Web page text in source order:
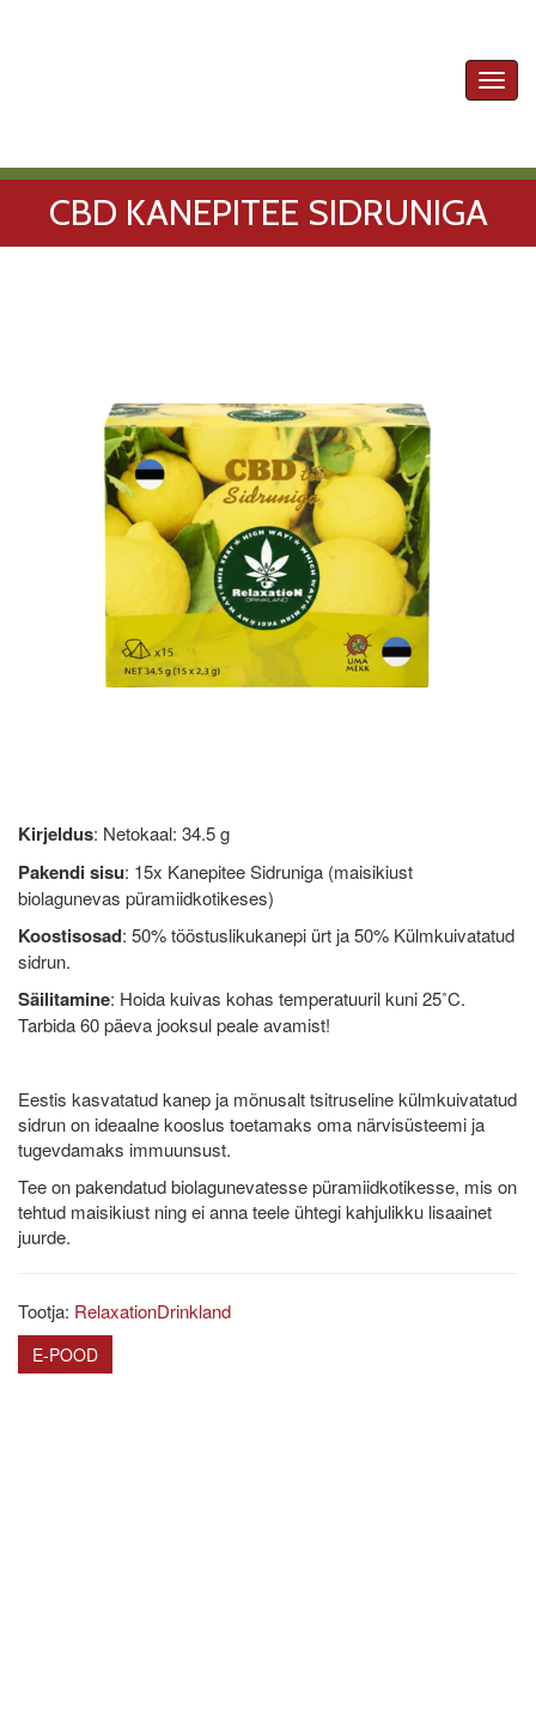
CBD KANEPITEE SIDRUNIGA
Kirjeldus: Netokaal: 34.5 g
Pakendi sisu: 15x Kanepitee Sidruniga (maisikiust
biolagunevas püramiidkotikeses)
Koostisosad: 50% tööstuslikukanepi ürt ja 50% Külmkuivatatud
sidrun.
Säilitamine: Hoida kuivas kohas temperatuuril kuni 25˚C.
Tarbida 60 päeva jooksul peale avamist!
Eestis kasvatatud kanep ja mõnusalt tsitruseline külmkuivatatud
sidrun on ideaalne kooslus toetamaks oma närvisüsteemi ja
tugevdamaks immuunsust.
Tee on pakendatud biolagunevatesse püramiidkotikesse, mis on
tehtud maisikiust ning ei anna teele ühtegi kahjulikku lisaainet
juurde.
Tootja: RelaxationDrinkland
E-POOD